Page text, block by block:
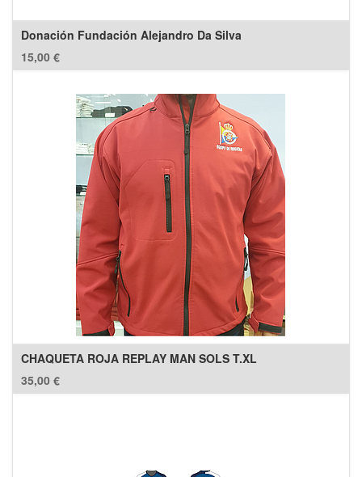
Donación Fundación Alejandro Da Silva
15,00 €
CHAQUETA ROJA REPLAY MAN SOLS T.XL
35,00 €